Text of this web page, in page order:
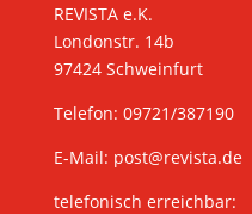
REVISTA e.K.
Londonstr. 14b
97424 Schweinfurt
Telefon: 09721/387190
E-Mail: post@revista.de
telefonisch erreichbar: